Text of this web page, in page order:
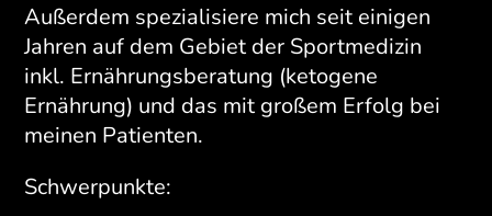
Außerdem spezialisiere mich seit einigen
Jahren auf dem Gebiet der Sportmedizin
inkl. Ernährungsberatung (ketogene
Ernährung) und das mit großem Erfolg bei
meinen Patienten.
Schwerpunkte: